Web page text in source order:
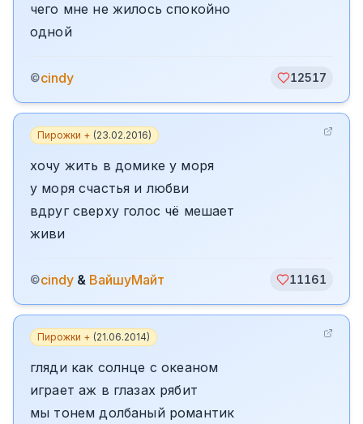
чего мне не жилось спокойно
одной
©cindy 12517
Пирожки + (23.02.2016)
хочу жить в домике у моря
у моря счастья и любви
вдруг сверху голос чё мешает
живи
©cindy & ВайшуМайт 11161
Пирожки + (21.06.2014)
гляди как солнце с океаном
играет аж в глазах рябит
мы тонем долбаный романтик